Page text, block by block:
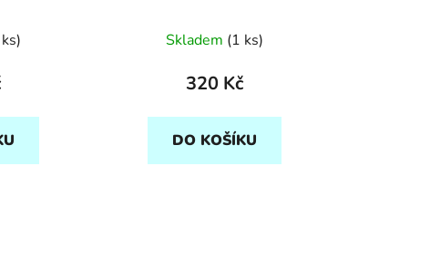
Skladem (1 ks)
320 Kč
DO KOŠÍKU